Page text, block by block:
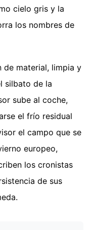
cielo gris y la
los nombres de
de material, limpia y
silbato de la
sube al coche,
el frío residual
el campo que se
europeo,
los cronistas
de sus